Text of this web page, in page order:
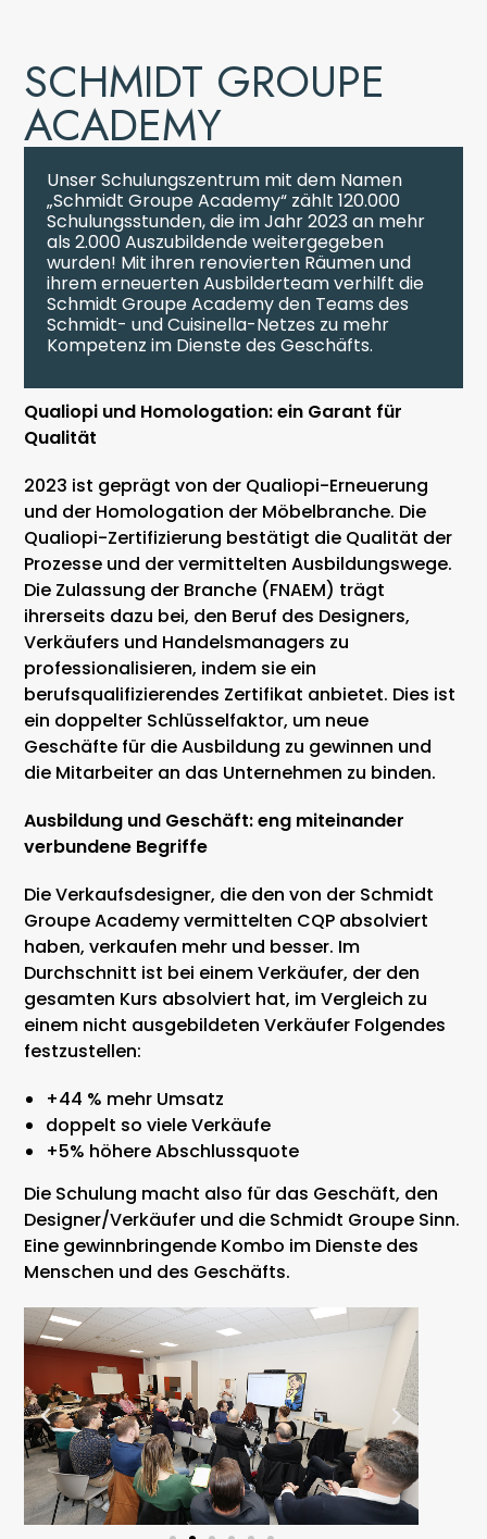
SCHMIDT GROUPE
ACADEMY
Unser Schulungszentrum mit dem Namen
„Schmidt Groupe Academy“ zählt 120.000
Schulungsstunden, die im Jahr 2023 an mehr
als 2.000 Auszubildende weitergegeben
wurden! Mit ihren renovierten Räumen und
ihrem erneuerten Ausbilderteam verhilft die
Schmidt Groupe Academy den Teams des
Schmidt- und Cuisinella-Netzes zu mehr
Kompetenz im Dienste des Geschäfts.
Qualiopi und Homologation: ein Garant für
Qualität
2023 ist geprägt von der Qualiopi-Erneuerung
und der Homologation der Möbelbranche. Die
Qualiopi-Zertifizierung bestätigt die Qualität der
Prozesse und der vermittelten Ausbildungswege.
Die Zulassung der Branche (FNAEM) trägt
ihrerseits dazu bei, den Beruf des Designers,
Verkäufers und Handelsmanagers zu
professionalisieren, indem sie ein
berufsqualifizierendes Zertifikat anbietet. Dies ist
ein doppelter Schlüsselfaktor, um neue
Geschäfte für die Ausbildung zu gewinnen und
die Mitarbeiter an das Unternehmen zu binden.
Ausbildung und Geschäft: eng miteinander
verbundene Begriffe
Die Verkaufsdesigner, die den von der Schmidt
Groupe Academy vermittelten CQP absolviert
haben, verkaufen mehr und besser. Im
Durchschnitt ist bei einem Verkäufer, der den
gesamten Kurs absolviert hat, im Vergleich zu
einem nicht ausgebildeten Verkäufer Folgendes
festzustellen:
+44 % mehr Umsatz
doppelt so viele Verkäufe
+5% höhere Abschlussquote
Die Schulung macht also für das Geschäft, den
Designer/Verkäufer und die Schmidt Groupe Sinn.
Eine gewinnbringende Kombo im Dienste des
Menschen und des Geschäfts.